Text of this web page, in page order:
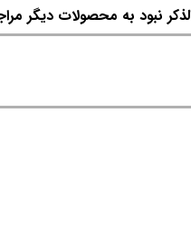
نبود به محصولات دیگر